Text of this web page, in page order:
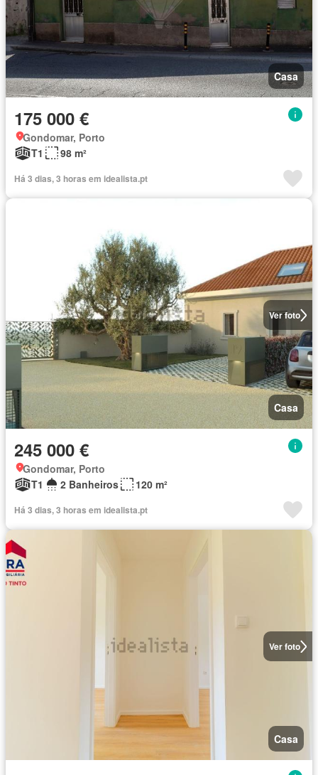
Casa
175 000 €
Gondomar, Porto
T1
98 m²
Há 3 dias, 3 horas em idealista.pt
Ver foto
Casa
245 000 €
Gondomar, Porto
T1
2 Banheiros 120 m²
Há 3 dias, 3 horas em idealista.pt
Ver foto
Casa